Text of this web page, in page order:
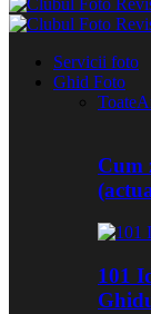
Servicii foto
Ghid Foto
Toate
Cum
101